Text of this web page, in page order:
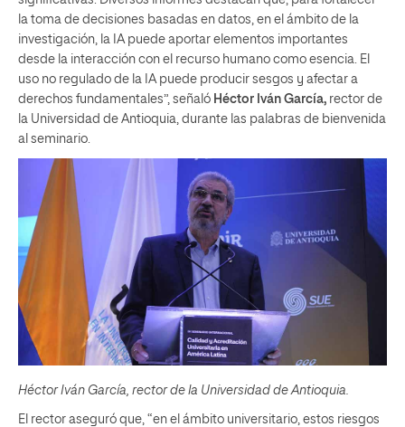
la toma de decisiones basadas en datos, en el ámbito de la
investigación, la IA puede aportar elementos importantes
desde la interacción con el recurso humano como esencia. El
uso no regulado de la IA puede producir sesgos y afectar a
derechos fundamentales”, señaló Héctor Iván García, rector de
la Universidad de Antioquia, durante las palabras de bienvenida
al seminario.
Héctor Iván García, rector de la Universidad de Antioquia.
El rector aseguró que, “en el ámbito universitario, estos riesgos